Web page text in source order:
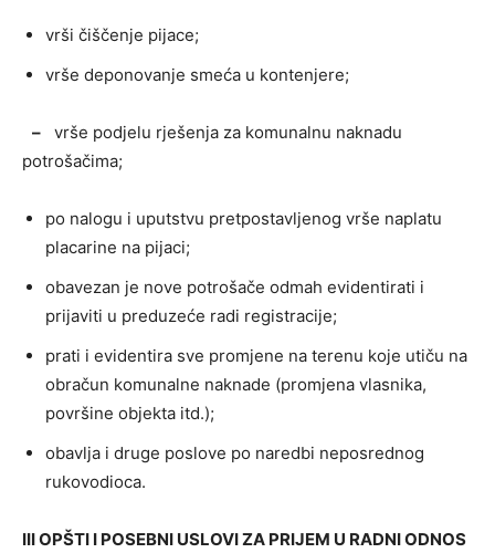
vrši čiščenje pijace;
vrše deponovanje smeća u kontenjere;
– vrše podjelu rješenja za komunalnu naknadu
potrošačima;
po nalogu i uputstvu pretpostavljenog vrše naplatu
placarine na pijaci;
obavezan je nove potrošače odmah evidentirati i
prijaviti u preduzeće radi registracije;
prati i evidentira sve promjene na terenu koje utiču na
obračun komunalne naknade (promjena vlasnika,
površine objekta itd.);
obavlja i druge poslove po naredbi neposrednog
rukovodioca.
III OPŠTI I POSEBNI USLOVI ZA PRIJEM U RADNI ODNOS